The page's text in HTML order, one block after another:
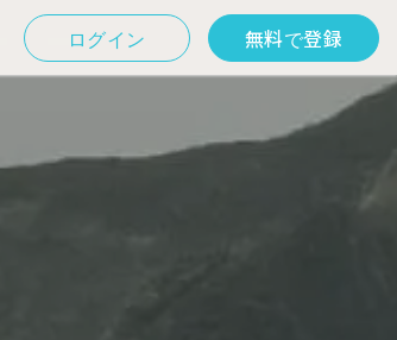
ログイン 無料で登録